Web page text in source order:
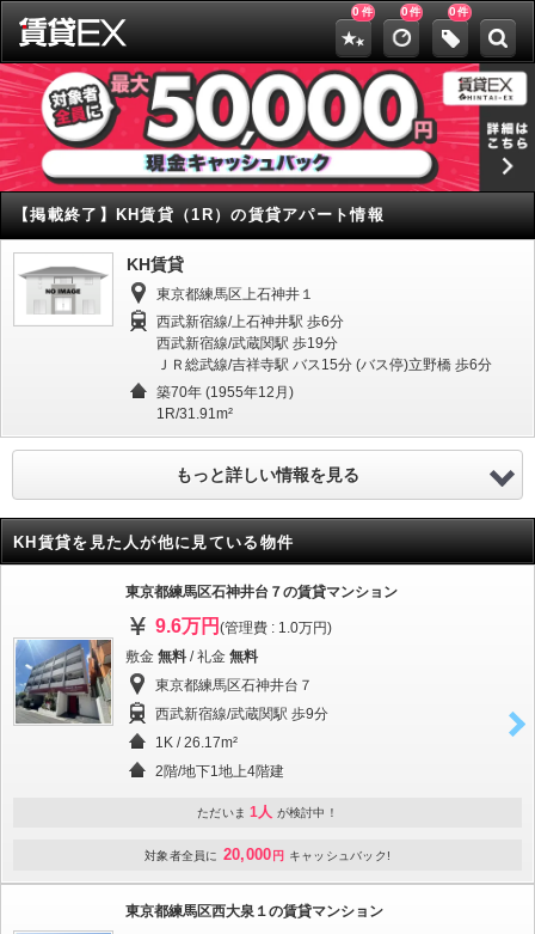
0 件 0件 0件
【掲載終了】 KH賃貸（1R）の賃貸アパート情報
KH賃貸
東京都練馬区上石神井１
西武新宿線/上石神井駅 歩6分
西武新宿線/武蔵関駅 歩19分
ＪＲ総武線/吉祥寺駅 バス15分 (バス停)立野橋 歩6分
築70年 (1955年12月)
1R/31.91m²
もっと詳しい情報を見る
KH賃貸を見た人が他に見ている物件
東京都練馬区石神井台７の賃貸マンション
9.6万円 (管理費 : 1.0万円)
敷金 無料 / 礼金 無料
東京都練馬区石神井台７
西武新宿線/武蔵関駅 歩9分
1K / 26.17m²
2階/地下1地上4階建
ただいま 1人 が検討中！
対象者全員に 20,000 円 キャッシュバック!
東京都練馬区西大泉１の賃貸マンション